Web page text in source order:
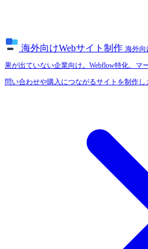
海外向けWebサイト制作 海外向
果が出ていない企業向け。Webflow特化、マ
問い合わせや購入につながるサイトを制作し